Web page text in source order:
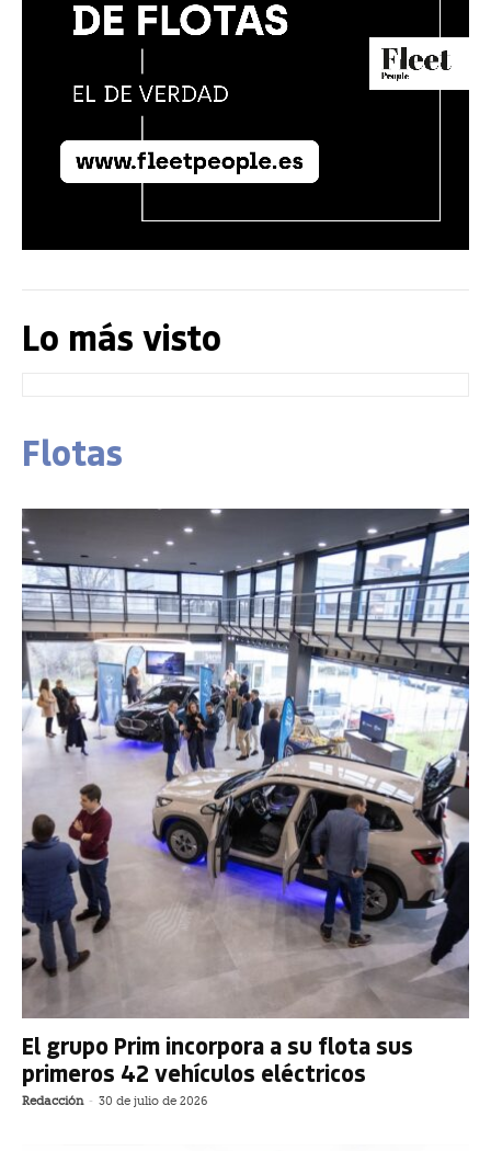
Lo más visto
Flotas
El grupo Prim incorpora a su flota sus
primeros 42 vehículos eléctricos
Redacción - 30 de julio de 2026